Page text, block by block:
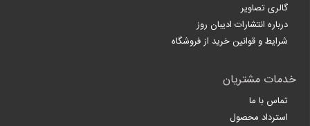
گالری تصاویر
درباره انتشارات ادیبان روز
شرایط و قوانین خرید از فروشگاه
خدمات مشتریان
تماس با ما
استرداد محصول